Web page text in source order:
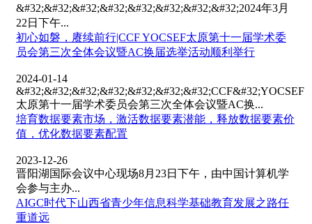
&#32;&#32;&#32;&#32;&#32;&#32;&#32;&#32;2024年3月
22日下午...
初心如磐，赓续前行|CCF YOCSEF太原第十一届学术委
员会第三次全体会议暨AC换届选举活动顺利举行
2024-01-14
&#32;&#32;&#32;&#32;&#32;&#32;&#32;CCF&#32;YOCSEF
太原第十一届学术委员会第三次全体会议暨AC换...
培育数据要素市场，激活数据要素潜能，释放数据要素价
值，优化数据要素配置
2023-12-26
晋阳湖国际会议中心现场8月23日下午，由中国计算机学
会参与主办...
AIGC时代下山西省青少年信息科学基础教育发展之路任
重道远